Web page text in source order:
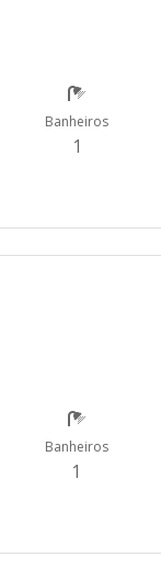
Banheiros
1
Banheiros
1